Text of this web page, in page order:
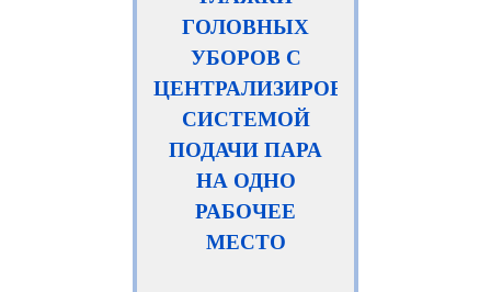
ГОЛОВНЫХ
УБОРОВ С
ЦЕНТРАЛИЗИРОВАННОЙ
СИСТЕМОЙ
ПОДАЧИ ПАРА
НА ОДНО
РАБОЧЕЕ
МЕСТО